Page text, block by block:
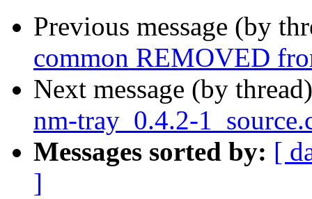
Previous message (by
common REMOVED
Next message (by
nm-tray_0.4.2-
Messages sorted by: [
]